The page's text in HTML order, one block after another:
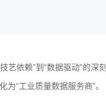
依赖”到“数据驱动”的
为“工业质量数据服务商”。